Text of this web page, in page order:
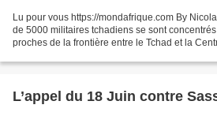
Lu pour vous https://mondafrique.com By
de 5000 militaires tchadiens se sont
proches de la frontière entre le Tchad et la
L’appel du 18 Juin contre